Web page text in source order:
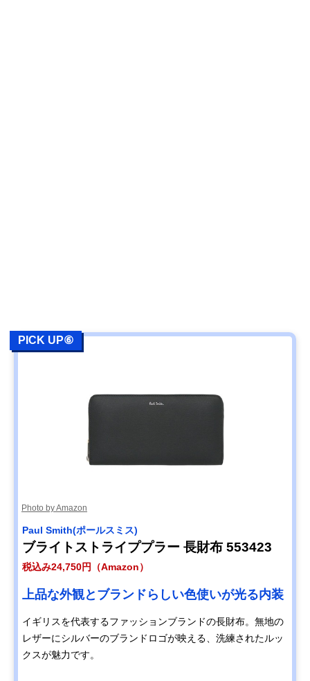
PICK UP⑥
Photo by Amazon
Paul Smith(ポールスミス)
ブライトストライププラー 長財布 553423
税込み24,750円（Amazon）
上品な外観とブランドらしい色使いが光る内装
イギリスを代表するファッションブランドの長財布。無地の
レザーにシルバーのブランドロゴが映える、洗練されたルッ
クスが魅力です。